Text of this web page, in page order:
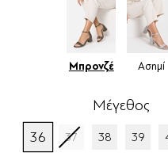
Μπρονζέ Ασημί
Μέγεθος
36 37 38 39